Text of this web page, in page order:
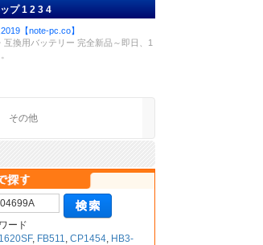
プ 1234
【note-pc.co】
互換用バッテリー 完全新品～即日、1
その他
ード
, FB511,CP1454, HB3-